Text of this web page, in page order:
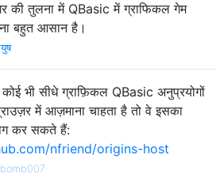
की तुलना में QBasic में ग्राफिकल गेम
बहुत आसान है।
भी सीधे ग्राफ़िकल QBasic अनुप्रयोगों
में आज़माना चाहता है तो वे इसका
कर सकते हैं:
nfriend/origins-host